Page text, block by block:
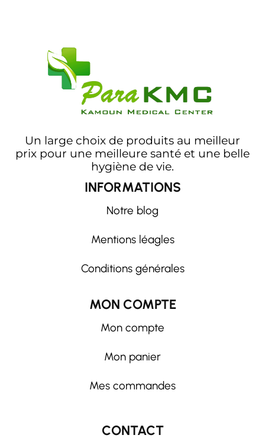
Un large choix de produits au meilleur
prix pour une meilleure santé et une belle
hygiène de vie.
INFORMATIONS
Notre blog
Mentions léagles
Conditions générales
MON COMPTE
Mon compte
Mon panier
Mes commandes
CONTACT